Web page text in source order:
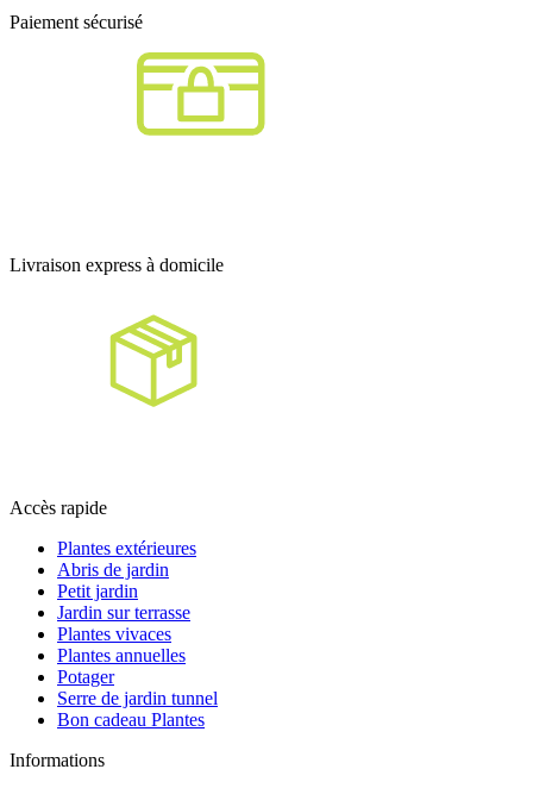
Paiement sécurisé
Livraison express à domicile
Accès rapide
Plantes extérieures
Abris de jardin
Petit jardin
Jardin sur terrasse
Plantes vivaces
Plantes annuelles
Potager
Serre de jardin tunnel
Bon cadeau Plantes
Informations